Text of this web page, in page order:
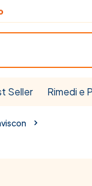
Seller Rimedi e